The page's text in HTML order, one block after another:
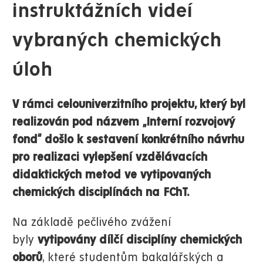
instruktážních videí
vybraných chemických
úloh
V rámci celouniverzitního projektu, který byl
realizován pod názvem „Interní rozvojový
fond“ došlo k sestavení konkrétního návrhu
pro realizaci vylepšení vzdělávacích
didaktických metod ve vytipovaných
chemických disciplínách na FChT.
Na základě pečlivého zvážení
byly vytipovány dílčí disciplíny chemických
oborů, které studentům bakalářských a